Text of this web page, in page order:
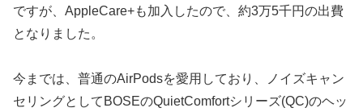
ですが、AppleCare+も加入したので、約3万5千円の出費
となりました。
今までは、普通のAirPodsを愛用しており、ノイズキャン
セリングとしてBOSEのQuietComfortシリーズ(QC)のヘッ